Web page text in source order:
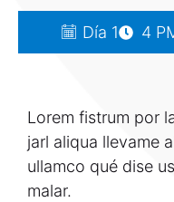
Día 1 4
Lorem fistrum por
jarl aliqua llevame
ullamco qué dise
malar.